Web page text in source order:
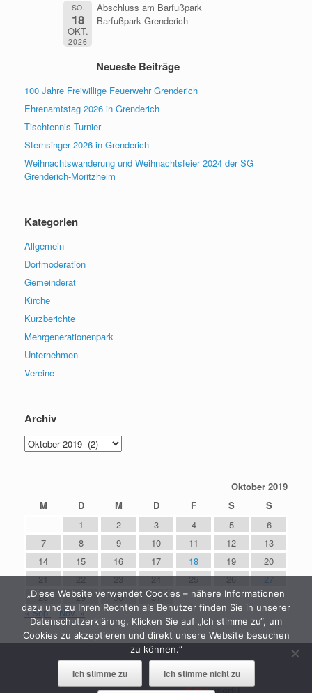
SO.
18
OKT.
2026
Abschluss am Barfußpark
Barfußpark Grenderich
Neueste Beiträge
100 Jahre Freiwillige Feuerwehr Grenderich
Ehrenamtstag 2026 in Grenderich
Tischtennis Turnier
Sternsinger 2026 in Grenderich
Weihnachtswanderung und Weihnachtsfeier 2024 der SG
Grenderich-Moritzheim
Kategorien
Allgemein
Dorfmoderation
Gemeinderat
Kirche
Kurzberichte
Mehrgenerationenpark
Unternehmen
Vereine
Archiv
Archiv
Oktober 2019
M
D M D F S
S
1
2 3 4 5
6
7
8 9 10 11 12
13
14
15 16 17 18 19
20
21
22 23 24 25 26
27
28
29 30
31
« Sep.
Nov. »
„Diese Website verwendet Cookies – nähere Informationen
dazu und zu Ihren Rechten als Benutzer finden Sie in unserer
Datenschutzerklärung. Klicken Sie auf „Ich stimme zu“, um
Cookies zu akzeptieren und direkt unsere Website besuchen
zu können.“
Ich stimme zu Ich stimme nicht zu